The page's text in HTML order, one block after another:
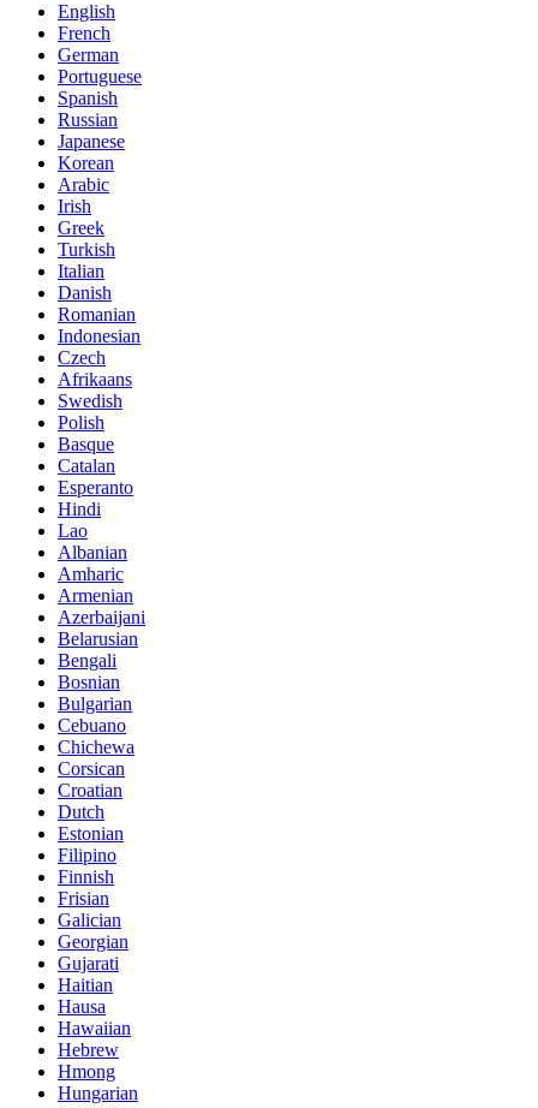
English
French
German
Portuguese
Spanish
Russian
Japanese
Korean
Arabic
Irish
Greek
Turkish
Italian
Danish
Romanian
Indonesian
Czech
Afrikaans
Swedish
Polish
Basque
Catalan
Esperanto
Hindi
Lao
Albanian
Amharic
Armenian
Azerbaijani
Belarusian
Bengali
Bosnian
Bulgarian
Cebuano
Chichewa
Corsican
Croatian
Dutch
Estonian
Filipino
Finnish
Frisian
Galician
Georgian
Gujarati
Haitian
Hausa
Hawaiian
Hebrew
Hmong
Hungarian